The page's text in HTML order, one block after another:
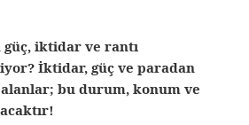
iktidar ve rantı
İktidar, güç ve paradan
bu durum, konum ve